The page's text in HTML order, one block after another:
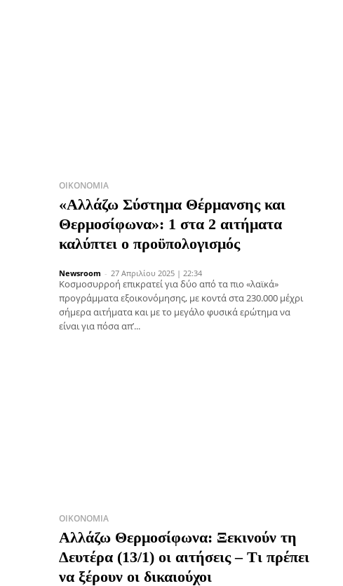
ΟΙΚΟΝΟΜΊΑ
«Αλλάζω Σύστημα Θέρμανσης και
Θερμοσίφωνα»: 1 στα 2 αιτήματα
καλύπτει ο προϋπολογισμός
Newsroom - 27 Απριλίου 2025 | 22:34
Κοσμοσυρροή επικρατεί για δύο από τα πιο «λαϊκά»
προγράμματα εξοικονόμησης, με κοντά στα 230.000 μέχρι
σήμερα αιτήματα και με το μεγάλο φυσικά ερώτημα να
είναι για πόσα απ’...
ΟΙΚΟΝΟΜΊΑ
Αλλάζω Θερμοσίφωνα: Ξεκινούν τη
Δευτέρα (13/1) οι αιτήσεις – Τι πρέπει
να ξέρουν οι δικαιούχοι